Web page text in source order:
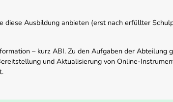
diese Ausbildung anbieten (erst nach erfüllter
– kurz ABI. Zu den Aufgaben der Abteilung
und Aktualisierung von Online-